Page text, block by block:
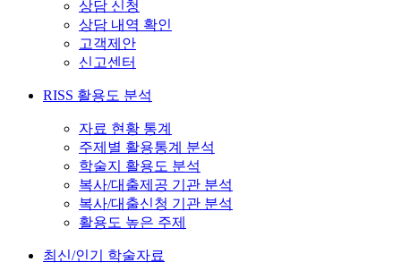
상담 신청
상담 내역 확인
고객제안
신고센터
RISS 활용도 분석
자료 현황 통계
주제별 활용통계 분석
학술지 활용도 분석
복사/대출제공 기관 분석
복사/대출신청 기관 분석
활용도 높은 주제
최신/인기 학술자료